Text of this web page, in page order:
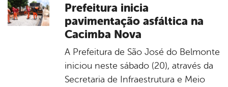
Prefeitura inicia
pavimentação asfáltica na
Cacimba Nova
A Prefeitura de São José do Belmonte
iniciou neste sábado (20), através da
Secretaria de Infraestrutura e Meio